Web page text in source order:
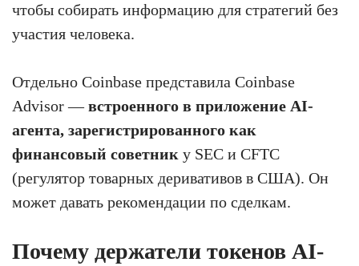
чтобы собирать информацию для стратегий без
участия человека.
Отдельно Coinbase представила Coinbase
Advisor —встроенного в приложение AI-
агента, зарегистрированного как
финансовый советник у SEC и CFTC
(регулятор товарных деривативов в США). Он
может давать рекомендации по сделкам.
Почему держатели токенов AI-